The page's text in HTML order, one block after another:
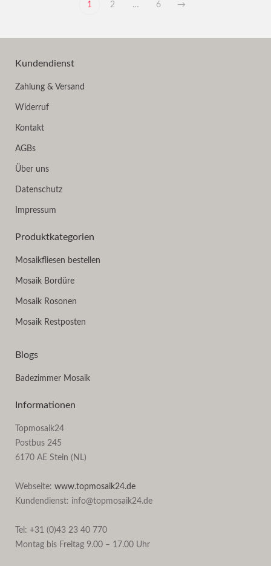
1 2 … 6 →
Kundendienst
Zahlung & Versand
Widerruf
Kontakt
AGBs
Über uns
Datenschutz
Impressum
Produktkategorien
Mosaikfliesen bestellen
Mosaik Bordüre
Mosaik Rosonen
Mosaik Restposten
Blogs
Badezimmer Mosaik
Informationen
Topmosaik24
Postbus 245
6170 AE Stein (NL)
Webseite: www.topmosaik24.de
Kundendienst: info@topmosaik24.de
Tel: +31 (0)43 23 40 770
Montag bis Freitag 9.00 – 17.00 Uhr